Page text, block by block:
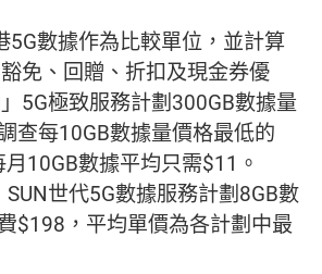
5G數據作為比較單位，並計算
免、回贈、折扣及現金券優
5G極致服務計劃300GB數據量
查每10GB數據量價格最低的
10GB數據平均只需$11。
SUN世代5G數據服務計劃8GB數
$198，平均單價為各計劃中最